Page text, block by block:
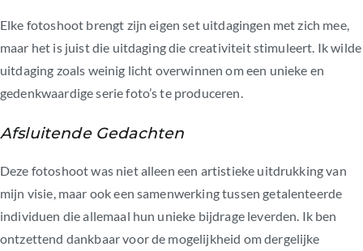
Elke fotoshoot brengt zijn eigen set uitdagingen met zich mee,
maar het is juist die uitdaging die creativiteit stimuleert. Ik wilde
uitdaging zoals weinig licht overwinnen om een unieke en
gedenkwaardige serie foto’s te produceren.
Afsluitende Gedachten
Deze fotoshoot was niet alleen een artistieke uitdrukking van
mijn visie, maar ook een samenwerking tussen getalenteerde
individuen die allemaal hun unieke bijdrage leverden. Ik ben
ontzettend dankbaar voor de mogelijkheid om dergelijke